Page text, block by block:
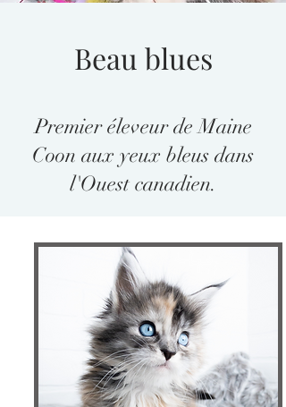
Beau blues
Premier éleveur de Maine
Coon aux yeux bleus dans
l'Ouest canadien.